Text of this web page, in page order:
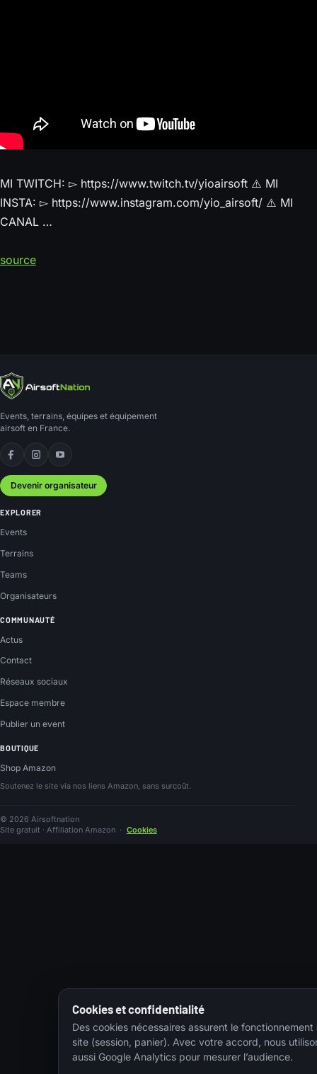
MI TWITCH: ▻ https://www.twitch.tv/yioairsoft ⚠️ MI
INSTA: ▻ https://www.instagram.com/yio_airsoft/ ⚠️ MI
CANAL …
source
Events, terrains, équipes et équipement
airsoft en France.
Facebook
Instagram
YouTube
Devenir organisateur
EXPLORER
Events
Terrains
Teams
Organisateurs
COMMUNAUTÉ
Actus
Contact
Réseaux sociaux
Espace membre
Publier un event
BOUTIQUE
Shop Amazon
Soutenez le site via nos liens Amazon, sans surcoût.
© 2026 Airsoftnation
Site gratuit · Affiliation Amazon · Cookies
Cookies et confidentialité
Des cookies nécessaires assurent le fonctionnement
site (session, panier). Avec votre accord, nous
aussi Google Analytics pour mesurer l’audience.